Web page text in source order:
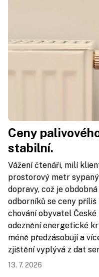
Ceny
stabilní.
Vážení čtenáři, milí
prostorový metr
dopravy, což je
odborníků se ceny
chování obyvatel
odeznění energetické
méně předzásobují a
zjištění vyplývá z dat
13. 7. 2026